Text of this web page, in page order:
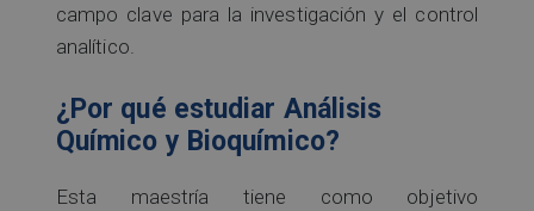
campo clave para la investigación y el control
analítico.
¿Por qué estudiar Análisis
Químico y Bioquímico?
Esta maestría tiene como objetivo